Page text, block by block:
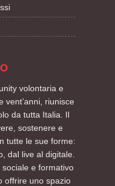
volontaria e
vent’anni, riunisce
da tutta Italia. Il
sostenere e
tutte le sue forme:
dal live al digitale.
e formativo
offrire uno spazio